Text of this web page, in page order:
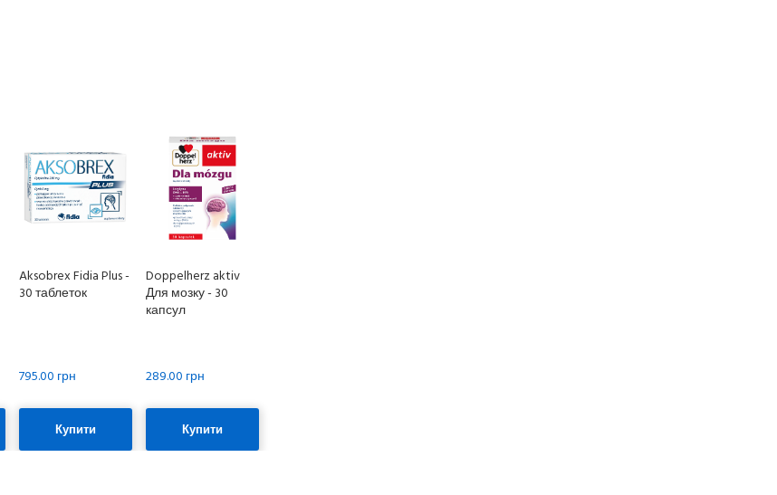
Aksobrex Fidia Plus -
30 таблеток
795.00 грн
Купити
Doppelherz aktiv
Для мозку - 30
капсул
289.00 грн
Купити